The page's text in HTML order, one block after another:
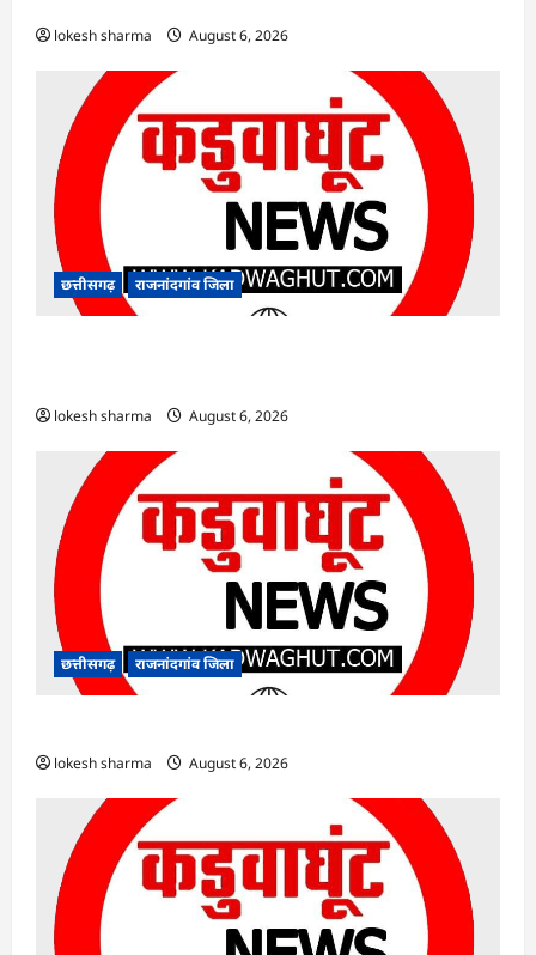
lokesh sharma August 6, 2026
छत्तीसगढ़ राजनांदगांव जिला
lokesh sharma August 6, 2026
छत्तीसगढ़ राजनांदगांव जिला
lokesh sharma August 6, 2026